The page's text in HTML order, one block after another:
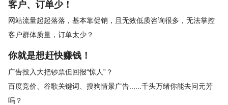
客户、订单少！
网站流量起起落落，基本靠促销，且无效低质咨询很多，无法掌控
客户群体质量，订单太少？
你就是想赶快赚钱！
广告投入大把钞票但回报“惊人”？
百度竞价、谷歌关键词、搜狗情景广告......千头万绪你能去问元芳
吗？